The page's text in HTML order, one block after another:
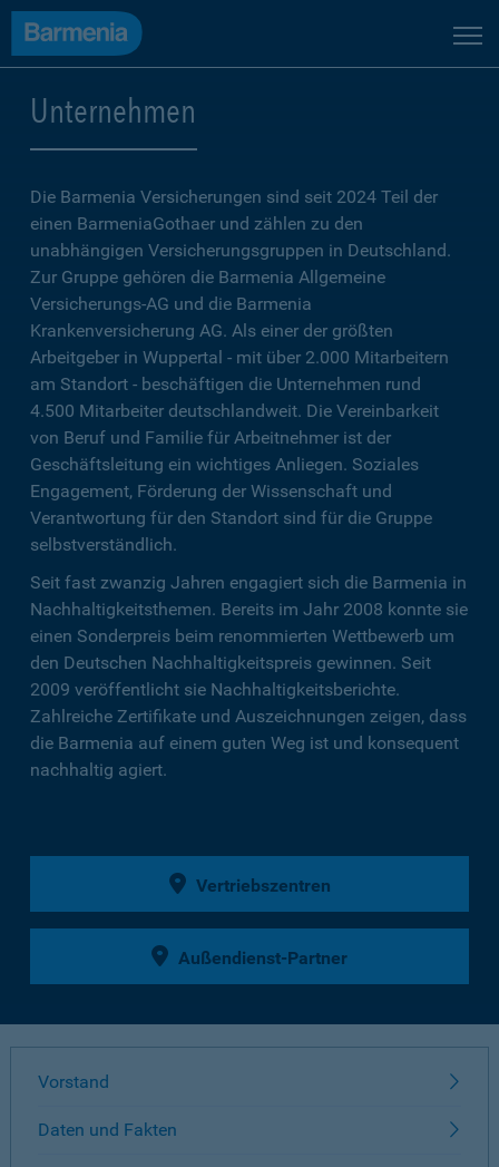
Unternehmen
Die Barmenia Versicherungen sind seit 2024 Teil der
einen BarmeniaGothaer und zählen zu den
unabhängigen Versicherungsgruppen in Deutschland.
Zur Gruppe gehören die Barmenia Allgemeine
Versicherungs-AG und die Barmenia
Krankenversicherung AG. Als einer der größten
Arbeitgeber in Wuppertal - mit über 2.000 Mitarbeitern
am Standort - beschäftigen die Unternehmen rund
4.500 Mitarbeiter deutschlandweit. Die Vereinbarkeit
von Beruf und Familie für Arbeitnehmer ist der
Geschäftsleitung ein wichtiges Anliegen. Soziales
Engagement, Förderung der Wissenschaft und
Verantwortung für den Standort sind für die Gruppe
selbstverständlich.
Seit fast zwanzig Jahren engagiert sich die Barmenia in
Nachhaltigkeitsthemen. Bereits im Jahr 2008 konnte sie
einen Sonderpreis beim renommierten Wettbewerb um
den Deutschen Nachhaltigkeitspreis gewinnen. Seit
2009 veröffentlicht sie Nachhaltigkeitsberichte.
Zahlreiche Zertifikate und Auszeichnungen zeigen, dass
die Barmenia auf einem guten Weg ist und konsequent
nachhaltig agiert.
Vertriebszentren
Außendienst-Partner
Vorstand
Daten und Fakten